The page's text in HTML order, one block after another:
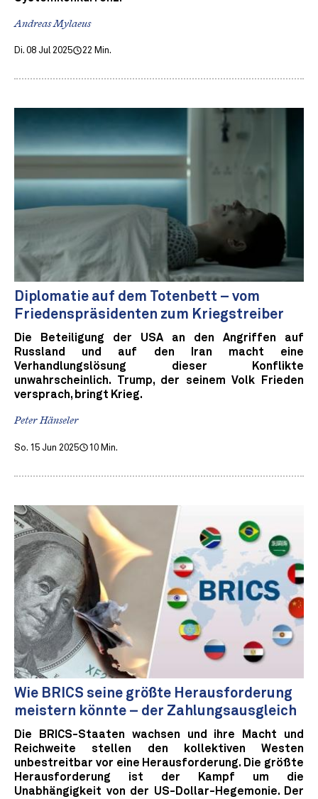
Andreas Mylaeus
Di. 08 Jul 2025 22 Min.
Diplomatie auf dem Totenbett – vom
Friedenspräsidenten zum Kriegstreiber
Die Beteiligung der USA an den Angriffen auf
Russland und auf den Iran macht eine
Verhandlungslösung dieser Konflikte
unwahrscheinlich. Trump, der seinem Volk Frieden
versprach, bringt Krieg.
Peter Hänseler
So. 15 Jun 2025 10 Min.
Wie BRICS seine größte Herausforderung
meistern könnte – der Zahlungsausgleich
Die BRICS-Staaten wachsen und ihre Macht und
Reichweite stellen den kollektiven Westen
unbestreitbar vor eine Herausforderung. Die größte
Herausforderung ist der Kampf um die
Unabhängigkeit von der US-Dollar-Hegemonie. Der